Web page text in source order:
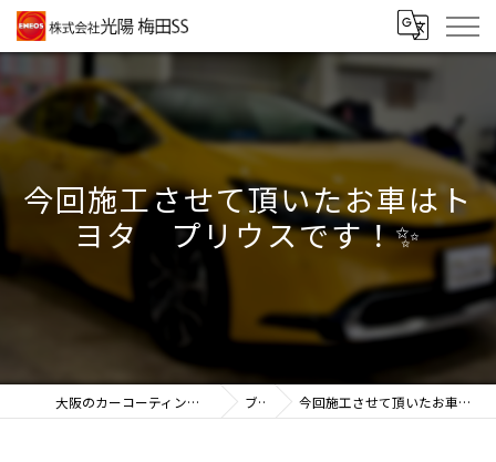
今回施工させて頂いたお車はト
ヨタ プリウスです！✨
大阪のカーコーティングなら株式会社光陽 梅田SS ブログ 今回施工させて頂いたお車はトヨタ プリウスです！✨